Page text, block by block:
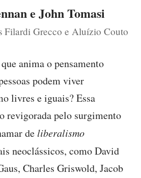
e John Tomasi
Filardi Grecco e Aluízio Couto
anima o pensamento
podem viver
livres e iguais? Essa
revigorada pelo surgimento
deliberalismo
neoclássicos, como David
Charles Griswold, Jacob